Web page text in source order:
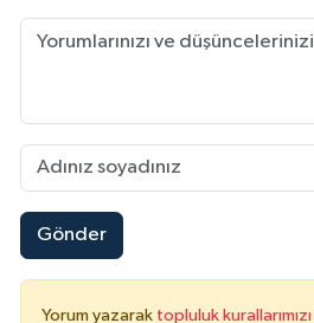
Gönder
Yorum yazarak topluluk kurallarımızı